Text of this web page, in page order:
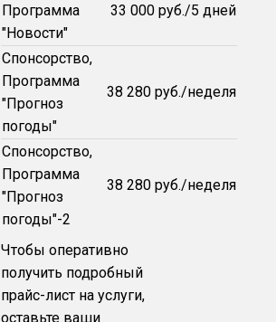
Программа
"Новости"
33 000 руб./5 дней
Спонсорство,
Программа
"Прогноз
погоды"
38 280 руб./неделя
Спонсорство,
Программа
"Прогноз
погоды"-2
38 280 руб./неделя
Чтобы оперативно
получить подробный
прайс-лист на услуги,
оставьте ваши